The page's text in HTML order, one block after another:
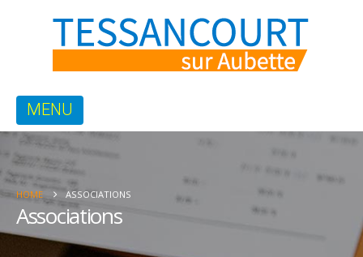
HOME ASSOCIATIONS
Associations